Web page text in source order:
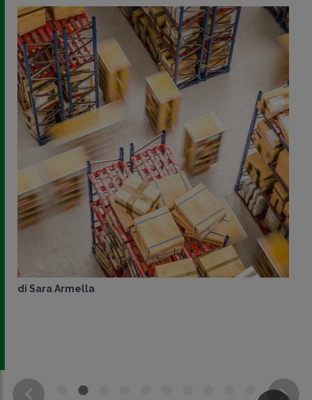
di Sara Armella